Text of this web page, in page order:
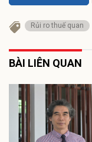
Rủi ro thuế quan
BÀI LIÊN QUAN